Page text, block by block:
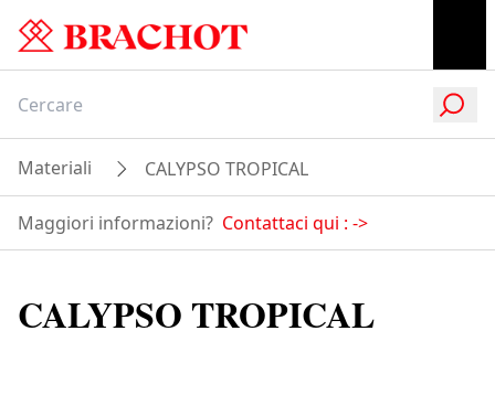
Materiali CALYPSO TROPICAL
Maggiori informazioni? Contattaci qui : ->
CALYPSO TROPICAL